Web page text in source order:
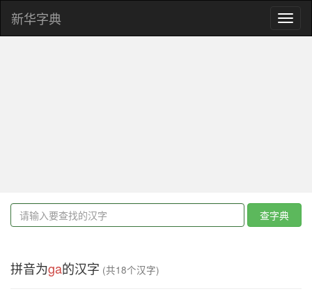
新华字典
查字典
拼音为ga的汉字 (共18个汉字)